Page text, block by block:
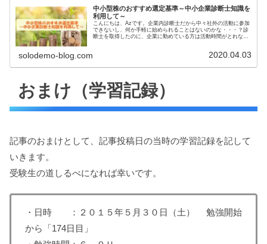
中小型株のおすすめ選定基準～中小企業診断士知識を
利用して～
こんにちは、Azです。企業内診断士だから中々社外の活動に参加
できないし、何か手軽に始められることはないのかな・・・？診
断士を取得したのに、企業に勤めている方は活動時間がとれない
solodemo-blog.com 2020.04.03
おまけ（学習記録）
記事のおまけとして、記事投稿日の当時の学習記録を記して
いきます。
受験生の道しるべになれば幸いです。
・日時 ：２０１５年５月３０日（土） 勉強開始
から「174日目」